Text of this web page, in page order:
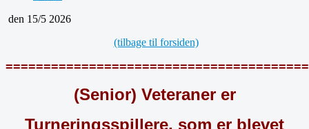
den 15/5 2026
(tilbage til forsiden)
(Senior) Veteraner er
Turneringsspillere, som er blevet